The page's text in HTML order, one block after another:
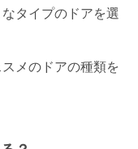
タイプのドアを選
メのドアの種類を